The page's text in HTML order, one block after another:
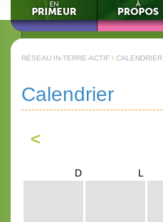
RÉSEAU IN-TERRE-ACTIF \ CALENDRIER
Calendrier
<
D L